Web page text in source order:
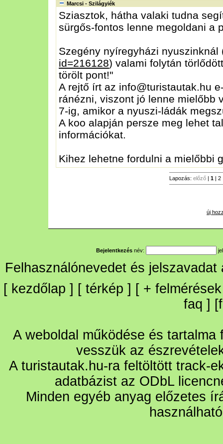
Marcsi - Szilágyiék
Sziasztok, hátha valaki tudna
sürgős-fontos lenne megoldani a
Szegény nyíregyházi nyuszinknál
id=216128) valami folytán
törölt pont!"
A rejtő írt az info@turistautak.hu
ránézni, viszont jó lenne mielőbb
7-ig, amikor a nyuszi-ládák
A koo alapján persze meg lehet
információkat.
Kihez lehetne fordulni a mielőbbi
Lapozás: előző | 1 | 2
új
Bejelentkezés név:
Felhasználónevedet és
[ kezdőlap ] [ térkép ] [ + felmérések
faq ] [
A weboldal működése és
vesszük az
A turistautak.hu-ra feltöltött track-
adatbázist az ODbL
Minden egyéb anyag előzetes